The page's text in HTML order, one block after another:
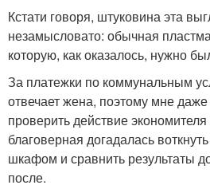
Кстати говоря, штуковина эта
незамысловато: обычная
которую, как оказалось, нужно
За платежки по коммунальным
отвечает жена, поэтому мне
проверить действие
благоверная догадалась
шкафом и сравнить результаты
после.